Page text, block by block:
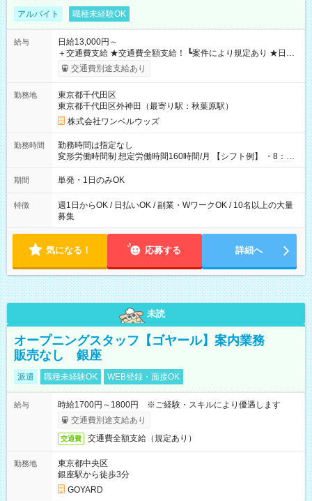
アルバイト 職種未経験OK
給与
日給13,000円～
＋交通費支給 ★交通費全額支給！ ┗案件により規定あり ★日払
いOK！（規定あり） ┗働いたその日に現金GET♪ お仕事後はコ
ンビニATMから 日払い分を引き落とせます！ 【試用期間】試
交通費別途支給あり
勤務地
東京都千代田区
東京都千代田区外神田（最寄り駅：秋葉原駅）
株式会社ワンベルウッズ
勤務時間
勤務時間は指定なし
変形労働時間制 想定労働時間160時間/月 【シフト例】 ・8：00
～21：00
期間 単発・1日のみOK
特徴
週1日からOK / 日払いOK / 副業・WワークOK / 10名以上の大量
募集
気になる！ 応募する 詳細へ
未読
オープニングスタッフ【ゴヤール】案内業務
販売なし 銀座
派遣 職種未経験OK WEB登録・面接OK
給与
時給1700円～1800円 ※ご経験・スキルにより優遇します
交通費別途支給あり
交通費 交通費全額支給（規定あり）
勤務地
東京都中央区
銀座駅から徒歩3分
GOYARD